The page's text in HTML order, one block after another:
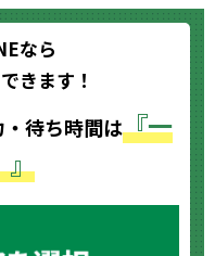
なら
できます！
待ち時間は『一
』